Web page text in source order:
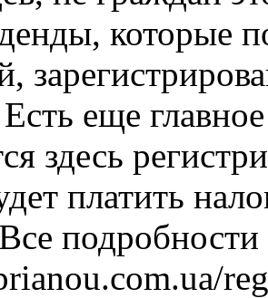
которые
еще
здесь
платить
подробности